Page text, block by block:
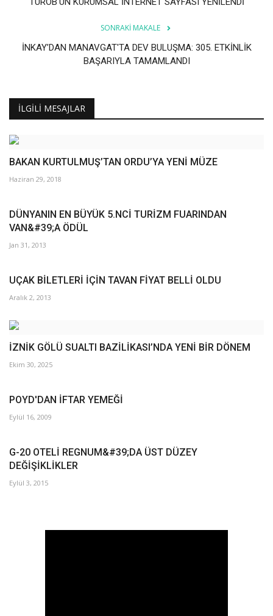
SONRAKI MAKALE
İNKAY’DAN MANAVGAT'TA DEV BULUŞMA: 305. ETKİNLİK
BAŞARIYLA TAMAMLANDI
İLGILI MESAJLAR
BAKAN KURTULMUŞ’TAN ORDU’YA YENİ MÜZE
Haziran 29, 2018
DÜNYANIN EN BÜYÜK 5.NCİ TURİZM FUARINDAN
VAN&#39;A ÖDÜL
Jan 31, 2013
UÇAK BİLETLERİ İÇİN TAVAN FİYAT BELLİ OLDU
Aralık 2, 2013
İZNİK GÖLÜ SUALTI BAZİLİKASI’NDA YENİ BİR DÖNEM
Ekim 30, 2025
POYD'DAN İFTAR YEMEĞİ
Eylül 16, 2009
G-20 OTELİ REGNUM&#39;DA ÜST DÜZEY
DEĞİŞİKLİKLER
Eylül 3, 2015